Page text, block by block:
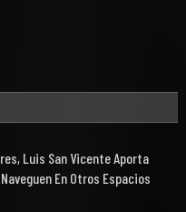
Luis San Vicente Aporta
En Otros Espacios